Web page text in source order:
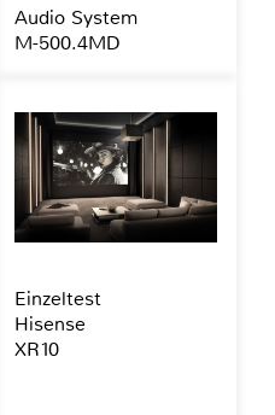
Audio System
M-500.4MD
Einzeltest
Hisense
XR10